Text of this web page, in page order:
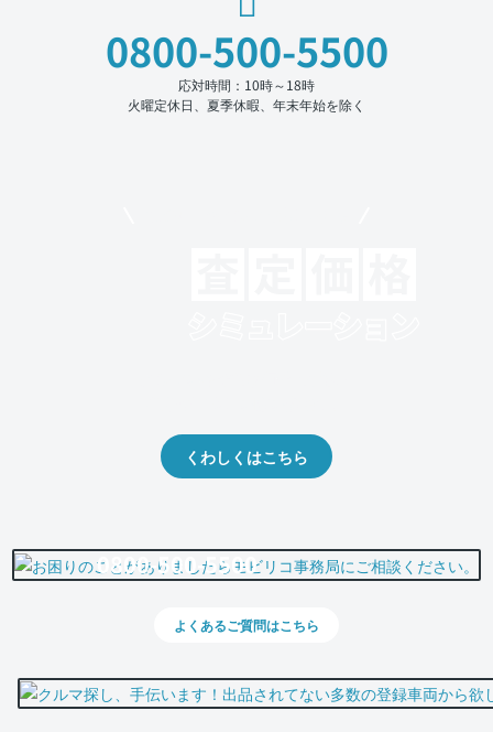
0800-500-5500
応対時間：10時～18時
火曜定休日、夏季休暇、年末年始を除く
くわしくはこちら
0800-500-5500
よくあるご質問はこちら